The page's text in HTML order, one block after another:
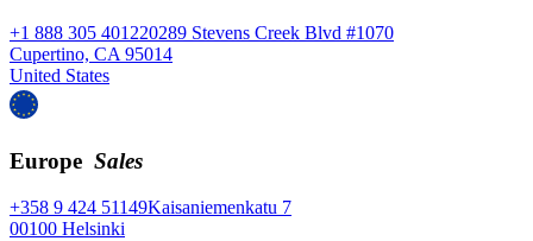
+1 888 305 401220289 Stevens Creek Blvd #1070
Cupertino, CA 95014
United States
Europe Sales
+358 9 424 51149Kaisaniemenkatu 7
00100 Helsinki